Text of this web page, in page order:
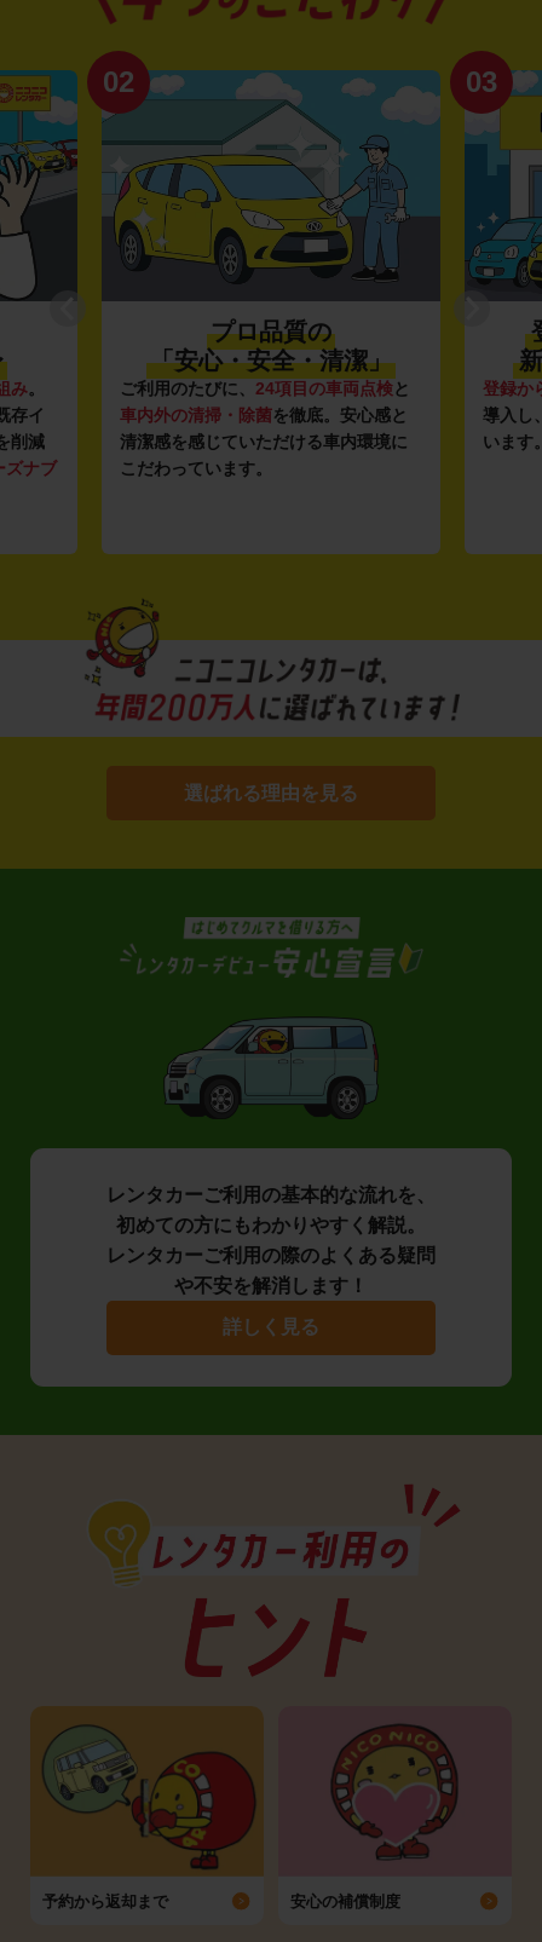
み。
存イ
削減
ズナブ
02
プロ品質の
「安心・安全・清潔」
ご利用のたびに、 24項目の車両点検と
車内外の清掃・除菌を徹底。安心感と
清潔感を感じていただける車内環境に
こだわっています。
03
登録か
導入し
います
選ばれる理由を見る
レンタカーご利用の基本的な流れを、
初めての方にもわかりやすく解説。
レンタカーご利用の際のよくある疑問
や不安を解消します！
詳しく見る
予約から返却まで 安心の補償制度